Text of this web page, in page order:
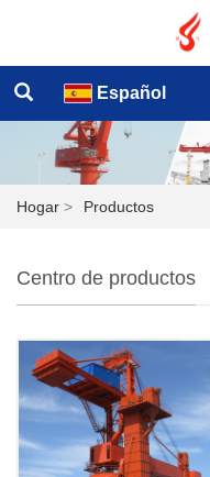
Español
Hogar > Productos
Centro de productos